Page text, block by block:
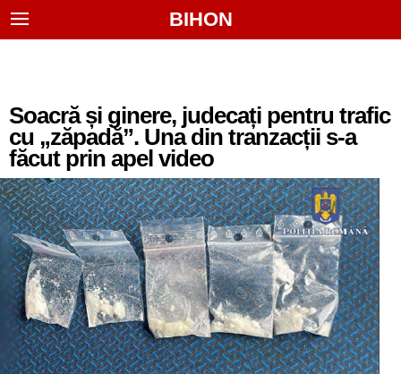
BIHON
Soacră și ginere, judecați pentru trafic
cu „zăpadă”. Una din tranzacții s-a
făcut prin apel video